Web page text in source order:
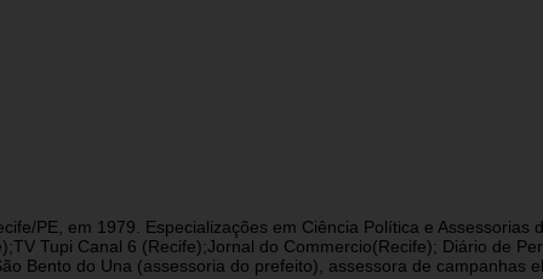
PE, em 1979. Especializações em Ciência Política e
Tupi Canal 6 (Recife);Jornal do Commercio(Recife); Diário de
do Una (assessoria do prefeito), assessora de campanhas